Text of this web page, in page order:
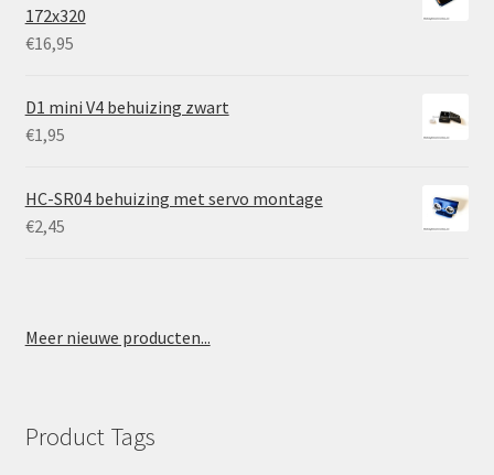
172x320
€16,95
D1 mini V4 behuizing zwart
€1,95
HC-SR04 behuizing met servo montage
€2,45
Meer nieuwe producten...
Product Tags